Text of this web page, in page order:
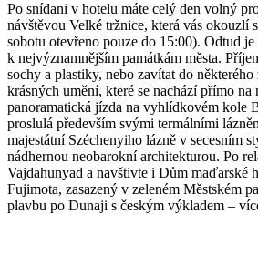
Po snídani v hotelu máte celý den volný
návštěvou Velké tržnice, která vás okouzlí
sobotu otevřeno pouze do 15:00). Odtud
k nejvýznamnějším památkám města.
sochy a plastiky, nebo zavítat do
krásných umění, které se nachází přímo
panoramatická jízda na vyhlídkovém kole
proslulá především svými termálními
majestátní Széchenyiho lázně v secesním
nádhernou neobarokní architekturou. Po
Vajdahunyad a navštivte i Dům maďarské
Fujimota, zasazený v zeleném Městském
plavbu po Dunaji s českým výkladem –